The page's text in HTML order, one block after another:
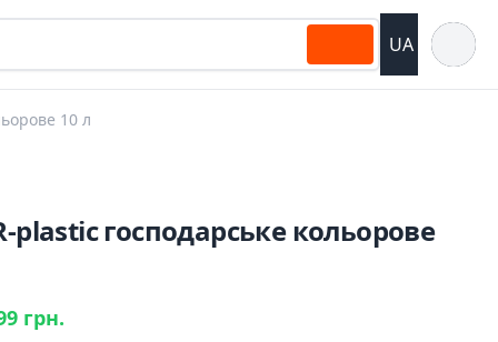
UA
10 л
plastic господарське кольорове
грн.